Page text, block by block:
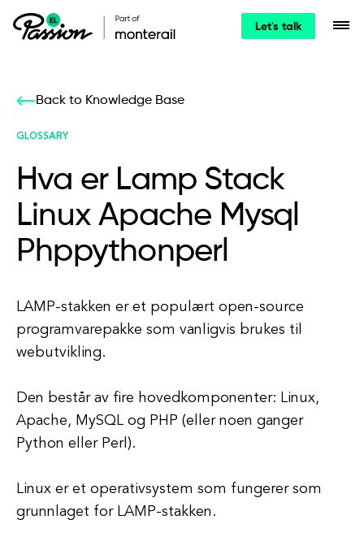
Let's talk
Back to Knowledge Base
GLOSSARY
Hva er Lamp Stack
Linux Apache Mysql
Phppythonperl
LAMP-stakken er et populært open-source
programvarepakke som vanligvis brukes til
webutvikling.
Den består av fire hovedkomponenter: Linux,
Apache, MySQL og PHP (eller noen ganger
Python eller Perl).
Linux er et operativsystem som fungerer som
grunnlaget for LAMP-stakken.